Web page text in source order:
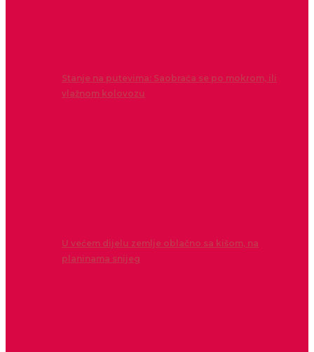
Stanje na putevima: Saobraća se po mokrom, ili
vlažnom kolovozu
U većem dijelu zemlje oblačno sa kišom, na
planinama snijeg